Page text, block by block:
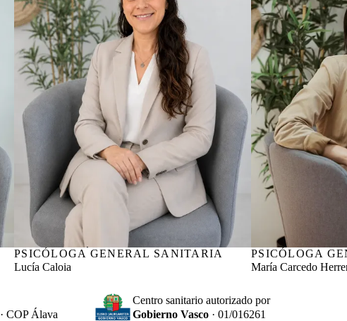
Nº col. COP Álava AA01418
PSICÓLOGA GENERAL SANITARIA
Lucía Caloia
Nº col. COPBI
PSICÓLOGA
María Carcedo
· COP Álava
Centro sanitario autorizado por
Gobierno Vasco · 01/016261